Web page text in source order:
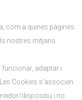
com a quines pàgines
nostres mitjans.
funcionar, adaptar i
Cookies s'associen
dispositiu i no